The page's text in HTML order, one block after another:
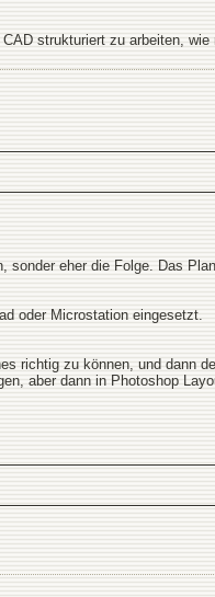
strukturiert zu arbeiten,
eher die Folge. Das
oder Microstation eingesetzt.
richtig zu können, und dann
aber dann in Photoshop